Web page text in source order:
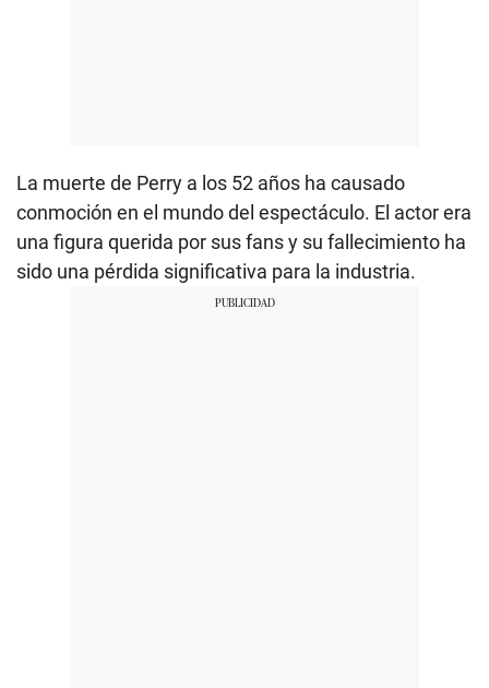
La muerte de Perry a los 52 años ha causado
conmoción en el mundo del espectáculo. El actor era
una figura querida por sus fans y su fallecimiento ha
sido una pérdida significativa para la industria.